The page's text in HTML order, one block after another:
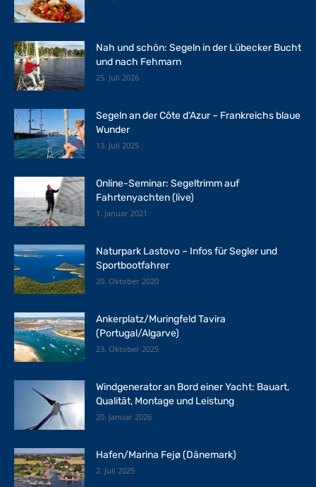
Nah und schön: Segeln in der Lübecker Bucht
und nach Fehmarn
25. Juli 2026
Segeln an der Côte d‘Azur – Frankreichs blaue
Wunder
13. Juli 2025
Online-Seminar: Segeltrimm auf
Fahrtenyachten (live)
1. Januar 2021
Naturpark Lastovo – Infos für Segler und
Sportbootfahrer
20. Oktober 2020
Ankerplatz/Muringfeld Tavira
(Portugal/Algarve)
23. Oktober 2025
Windgenerator an Bord einer Yacht: Bauart,
Qualität, Montage und Leistung
20. Januar 2026
Hafen/Marina Fejø (Dänemark)
2. Juli 2025